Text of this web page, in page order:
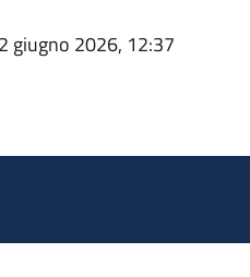
giugno 2026, 12:37